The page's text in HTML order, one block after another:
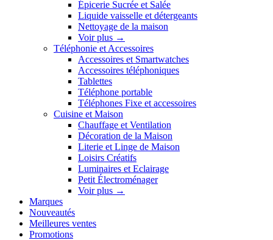
Épicerie Sucrée et Salée
Liquide vaisselle et détergeants
Nettoyage de la maison
Voir plus →
Téléphonie et Accessoires
Accessoires et Smartwatches
Accessoires téléphoniques
Tablettes
Téléphone portable
Téléphones Fixe et accessoires
Cuisine et Maison
Chauffage et Ventilation
Décoration de la Maison
Literie et Linge de Maison
Loisirs Créatifs
Luminaires et Eclairage
Petit Électroménager
Voir plus →
Marques
Nouveautés
Meilleures ventes
Promotions